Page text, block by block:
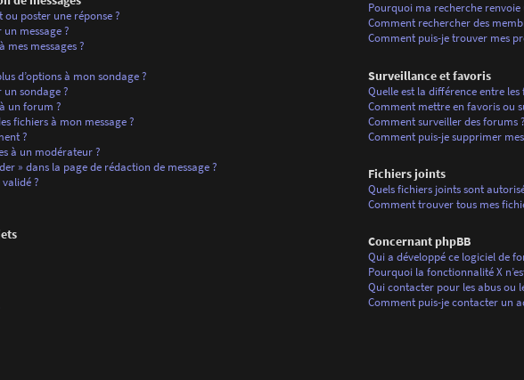
poster une réponse ?
message ?
messages ?
d’options à mon sondage ?
sondage ?
un forum ?
fichiers à mon message ?
?
à un modérateur ?
» dans la page de rédaction de message ?
?
Pourquoi ma recherche renvoie
Comment rechercher des
Comment puis-je trouver mes
Surveillance et favoris
Quelle est la différence entre
Comment mettre en favoris ou
Comment surveiller des forums ?
Comment puis-je supprimer
Fichiers joints
Quels fichiers joints sont
Comment trouver tous mes
Concernant phpBB
Qui a développé ce logiciel de
Pourquoi la fonctionnalité X
Qui contacter pour les abus ou
Comment puis-je contacter un